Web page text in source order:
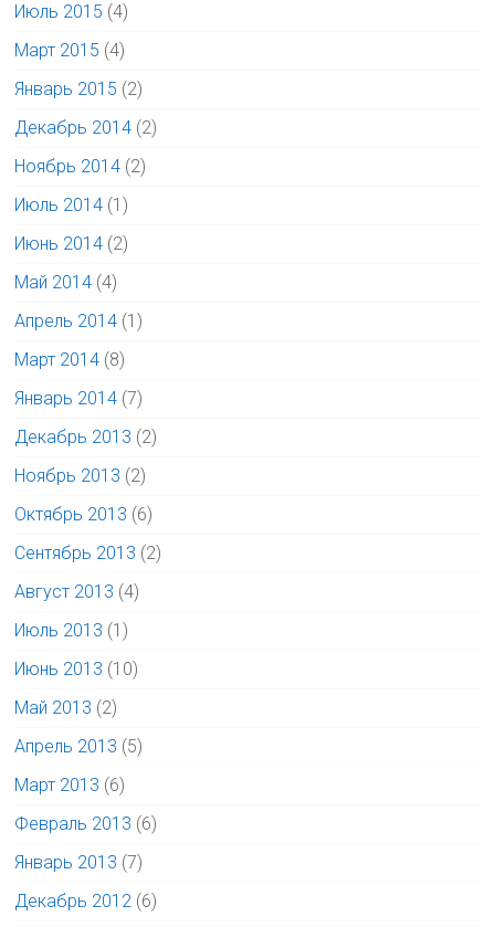
Июль 2015 (4)
Март 2015 (4)
Январь 2015 (2)
Декабрь 2014 (2)
Ноябрь 2014 (2)
Июль 2014 (1)
Июнь 2014 (2)
Май 2014 (4)
Апрель 2014 (1)
Март 2014 (8)
Январь 2014 (7)
Декабрь 2013 (2)
Ноябрь 2013 (2)
Октябрь 2013 (6)
Сентябрь 2013 (2)
Август 2013 (4)
Июль 2013 (1)
Июнь 2013 (10)
Май 2013 (2)
Апрель 2013 (5)
Март 2013 (6)
Февраль 2013 (6)
Январь 2013 (7)
Декабрь 2012 (6)